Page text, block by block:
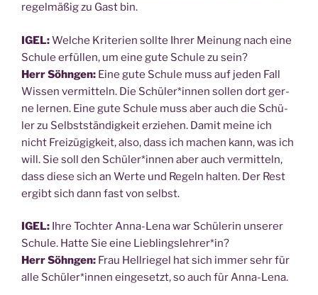
regel­mä­ßig zu Gast bin.
IGEL:Wel­che Kri­te­ri­en soll­te Ihrer Mei­nung nach eine
Schu­le erfül­len, um eine gute Schu­le zu sein?
Herr Söhn­gen: Eine gute Schu­le muss auf jeden Fall
Wis­sen ver­mit­teln. Die Schüler*innen sol­len dort ger­
ne ler­nen. Eine gute Schu­le muss aber auch die Schü­
ler zu Selbst­stän­dig­keit erzie­hen. Damit mei­ne ich
nicht Frei­zü­gig­keit, also, dass ich machen kann, was ich
will. Sie soll den Schüler*innen aber auch ver­mit­teln,
dass die­se sich an Wer­te und Regeln hal­ten. Der Rest
ergibt sich dann fast von selbst.
IGEL: Ihre Toch­ter Anna-Lena war Schü­le­rin unse­rer
Schu­le. Hat­te Sie eine Lieblingslehrer*in?
Herr Söhn­gen: Frau Hell­rie­gel hat sich immer sehr für
alle Schüler*innen ein­ge­setzt, so auch für Anna-Lena.